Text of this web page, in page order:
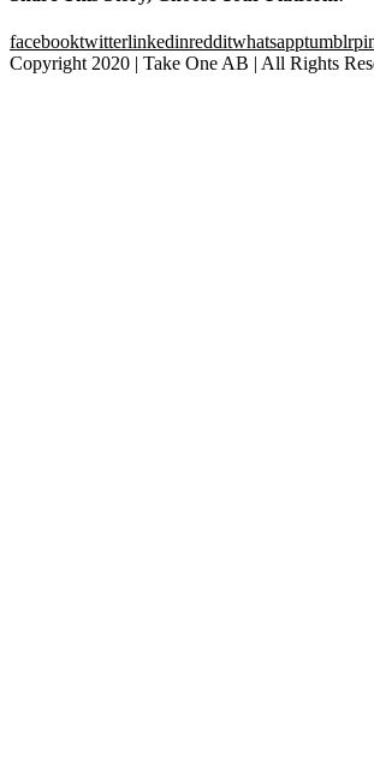
facebooktwitterlinkedinredditwhatsapptumblr
Copyright 2020 | Take One AB | All Rights